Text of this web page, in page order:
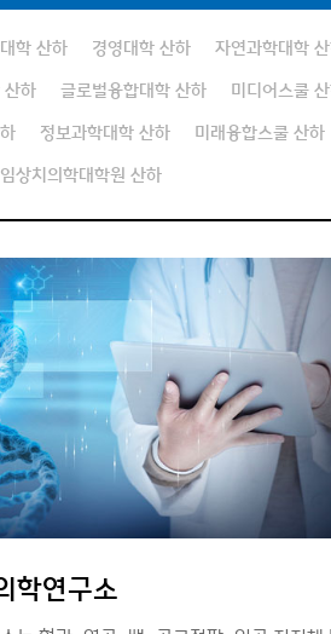
선도연구기관
대학/대학원 산하
교책연구소
학 산하 경영대학 산하
자연과학대학
산하 글로벌융합대학 산하
미디어스쿨
정보과학대학 산하
미래융합스쿨 산하
임상치의학대학원 산하
학연구소